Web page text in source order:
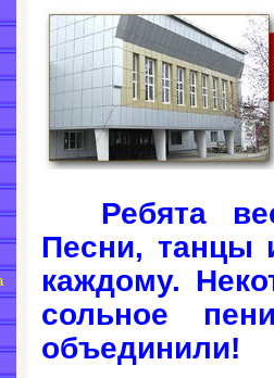
Ребята
Песни, танцы
каждому.
сольное
объединили!